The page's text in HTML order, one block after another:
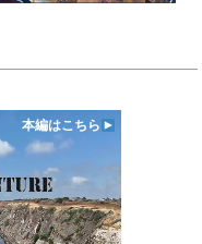
本編はこちら